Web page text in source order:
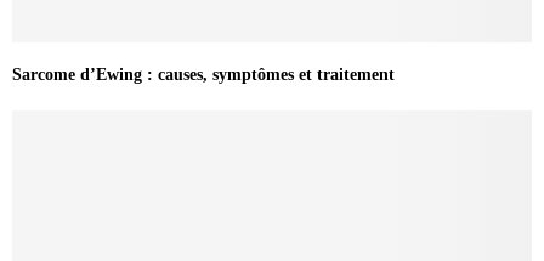
Sarcome d’Ewing : causes, symptômes et traitement